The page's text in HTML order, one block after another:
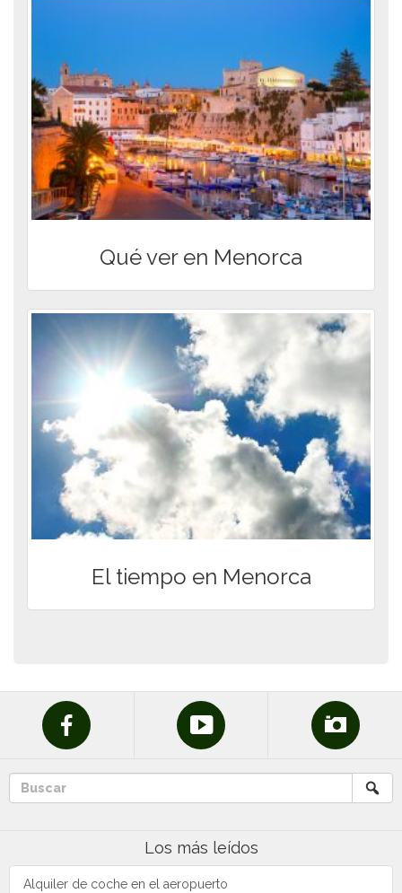
Qué ver en Menorca
El tiempo en Menorca
Los más leídos
Alquiler de coche en el aeropuerto